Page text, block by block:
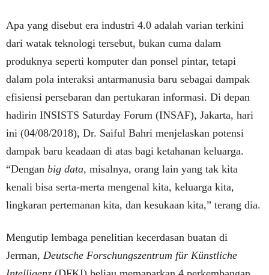
Apa yang disebut era industri 4.0 adalah varian terkini
dari watak teknologi tersebut, bukan cuma dalam
produknya seperti komputer dan ponsel pintar, tetapi
dalam pola interaksi antarmanusia baru sebagai dampak
efisiensi persebaran dan pertukaran informasi. Di depan
hadirin INSISTS Saturday Forum (INSAF), Jakarta, hari
ini (04/08/2018), Dr. Saiful Bahri menjelaskan potensi
dampak baru keadaan di atas bagi ketahanan keluarga.
“Dengan big data, misalnya, orang lain yang tak kita
kenali bisa serta-merta mengenal kita, keluarga kita,
lingkaran pertemanan kita, dan kesukaan kita,” terang dia.
Mengutip lembaga penelitian kecerdasan buatan di
Jerman, Deutsche Forschungszentrum für Künstliche